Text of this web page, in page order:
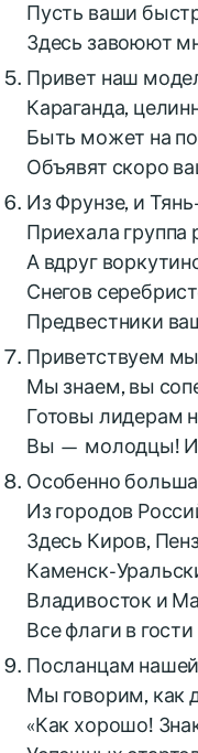
Пусть ваши
Здесь завоюют
Привет наш
Караганда,
Быть может на
Объявят скоро
Из Фрунзе, и
Приехала группа
А вдруг
Снегов
Предвестники
Приветствуем
Мы знаем, вы
Готовы лидерам
Вы — молодцы! И
Особенно
Из городов
Здесь Киров,
Каменск-
Владивосток и
Все флаги в
Посланцам
Мы говорим, как
«Как хорошо!